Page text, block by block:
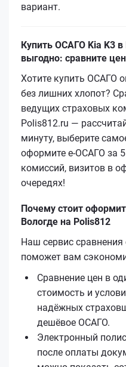
вариант.
Купить ОСАГО Kia K3
выгодно: сравните
Хотите купить ОСАГО
без лишних хлопот?
ведущих страховых
Polis812.ru —
минуту, выберите
оформите е‑ОСАГО за
комиссий, визитов в
очередях!
Почему стоит
Вологде на Polis812
Наш сервис
поможет вам
Сравнение цен в
стоимость и
надёжных
дешёвое ОСАГО.
Электронный
после оплаты